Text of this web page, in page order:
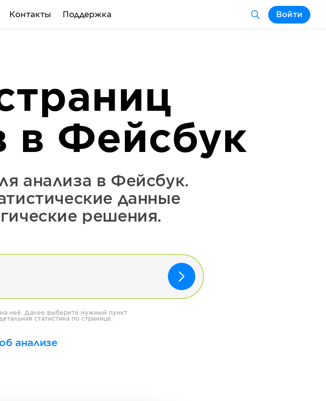
Контакты Поддержка Войти
в Фейсбук
анализа в Фейсбук.
данные
решения.
неё. Далее выберите нужный пункт
статистика по странице.
анализе